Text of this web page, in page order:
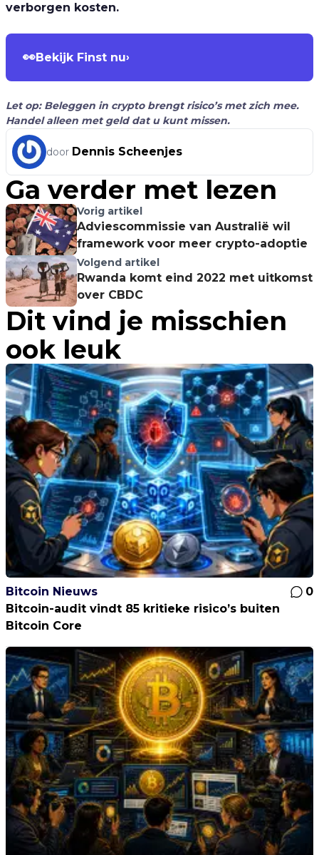
verborgen kosten.
👀Bekijk Finst nu›
Let op: Beleggen in crypto brengt risico’s met zich mee.
Handel alleen met geld dat u kunt missen.
door Dennis Scheenjes
Ga verder met lezen
Vorig artikel
Adviescommissie van Australië wil
framework voor meer crypto-adoptie
Volgend artikel
Rwanda komt eind 2022 met uitkomst
over CBDC
Dit vind je misschien
ook leuk
Bitcoin Nieuws
0
Bitcoin-audit vindt 85 kritieke risico’s buiten
Bitcoin Core